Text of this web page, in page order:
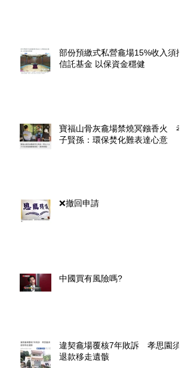
部份預繳式私營龕場15%收入須撥
信託基金 以保資金穩健
寶福山骨灰龕場禁燒冥鏹香火 孝
子賢孫：環保焚化難表達心意
❌撤回申請
中國買有風險嗎?
違契龕場覆核7年敗訴 孝思園須
退款移走遺骸